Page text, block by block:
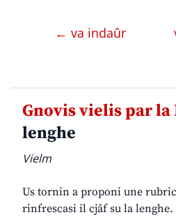
← va indaûr
Gnovis vielis par la
lenghe
Vielm
Us tornin a proponi une
rinfrescasi il cjâf su la lenghe.